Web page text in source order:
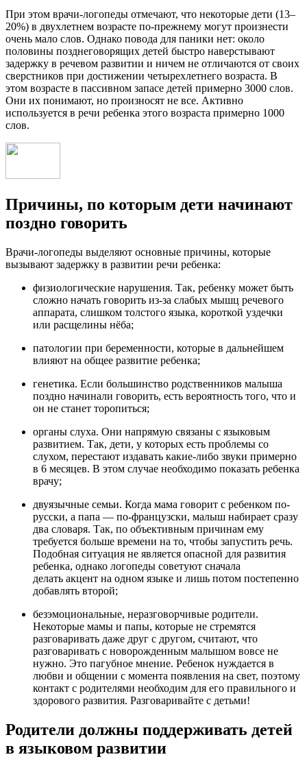
При этом врачи-логопеды отмечают, что некоторые дети (13–
20%) в двухлетнем возрасте по-прежнему могут произнести
очень мало слов. Однако повода для паники нет: около
половины позднеговорящих детей быстро наверстывают
задержку в речевом развитии и ничем не отличаются от своих
сверстников при достижении четырехлетнего возраста. В
этом возрасте в пассивном запасе детей примерно 3000 слов.
Они их понимают, но произносят не все. Активно
используется в речи ребенка этого возраста примерно 1000
слов.
Причины, по которым дети начинают
поздно говорить
Врачи-логопеды выделяют основные причины, которые
вызывают задержку в развитии речи ребенка:
физиологические нарушения. Так, ребенку может быть
сложно начать говорить из-за слабых мышц речевого
аппарата, слишком толстого языка, короткой уздечки
или расщелины нёба;
патологии при беременности, которые в дальнейшем
влияют на общее развитие ребенка;
генетика. Если большинство родственников малыша
поздно начинали говорить, есть вероятность того, что и
он не станет торопиться;
органы слуха. Они напрямую связаны с языковым
развитием. Так, дети, у которых есть проблемы со
слухом, перестают издавать какие-либо звуки примерно
в 6 месяцев. В этом случае необходимо показать ребенка
врачу;
двуязычные семьи. Когда мама говорит с ребенком по-
русски, а папа — по-французски, малыш набирает сразу
два словаря. Так, по объективным причинам ему
требуется больше времени на то, чтобы запустить речь.
Подобная ситуация не является опасной для развития
ребенка, однако логопеды советуют сначала
делать акцент на одном языке и лишь потом постепенно
добавлять второй;
безэмоциональные, неразговорчивые родители.
Некоторые мамы и папы, которые не стремятся
разговаривать даже друг с другом, считают, что
разговаривать с новорожденным малышом вовсе не
нужно. Это пагубное мнение. Ребенок нуждается в
любви и общении с момента появления на свет, поэтому
контакт с родителями необходим для его правильного и
здорового развития. Разговаривайте с детьми!
Родители должны поддерживать детей
в языковом развитии